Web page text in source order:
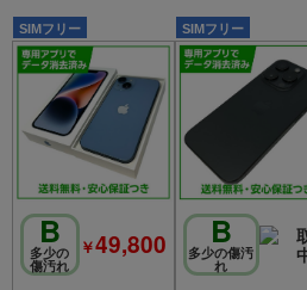
SIMフリー
B
多少の
傷汚れ
￥49,800
SIMフリー
B
多少の傷汚
れ